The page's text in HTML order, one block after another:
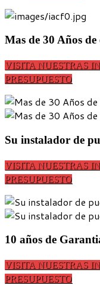
Mas de 30 Años
VISITA NUESTRAS
PRESUPUESTO
Su instalador de
VISITA NUESTRAS
PRESUPUESTO
10 años de
VISITA NUESTRAS
PRESUPUESTO